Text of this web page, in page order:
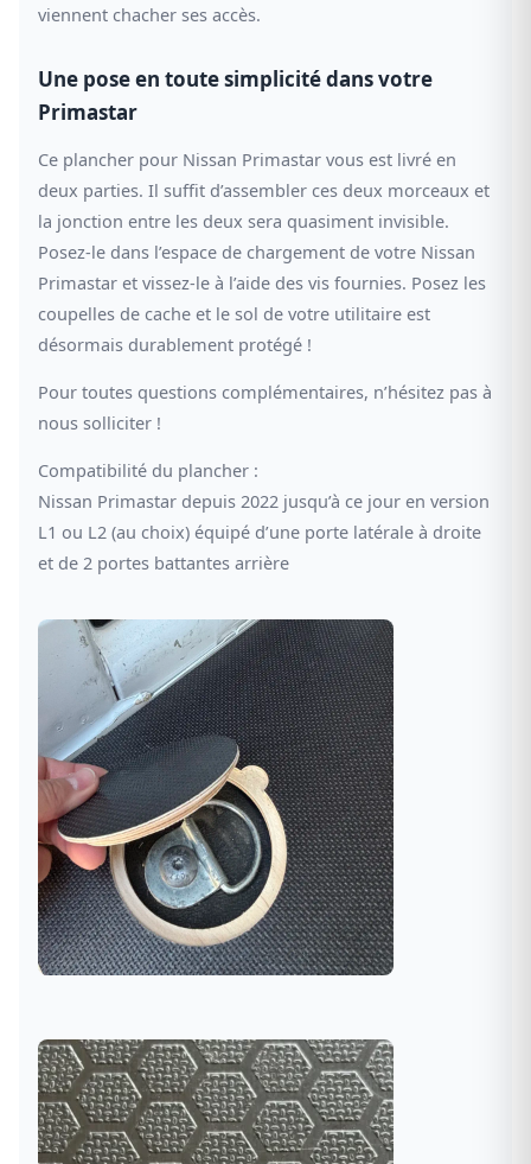
viennent chacher ses accès.
Une pose en toute simplicité dans votre
Primastar
Ce plancher pour Nissan Primastar vous est livré en
deux parties. Il suffit d’assembler ces deux morceaux et
la jonction entre les deux sera quasiment invisible.
Posez-le dans l’espace de chargement de votre Nissan
Primastar et vissez-le à l’aide des vis fournies. Posez les
coupelles de cache et le sol de votre utilitaire est
désormais durablement protégé !
Pour toutes questions complémentaires, n’hésitez pas à
nous solliciter !
Compatibilité du plancher :
Nissan Primastar depuis 2022 jusqu’à ce jour en version
L1 ou L2 (au choix) équipé d’une porte latérale à droite
et de 2 portes battantes arrière